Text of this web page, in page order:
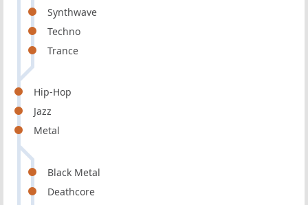
Synthwave
Techno
Trance
Hip-Hop
Jazz
Metal
Black Metal
Deathcore